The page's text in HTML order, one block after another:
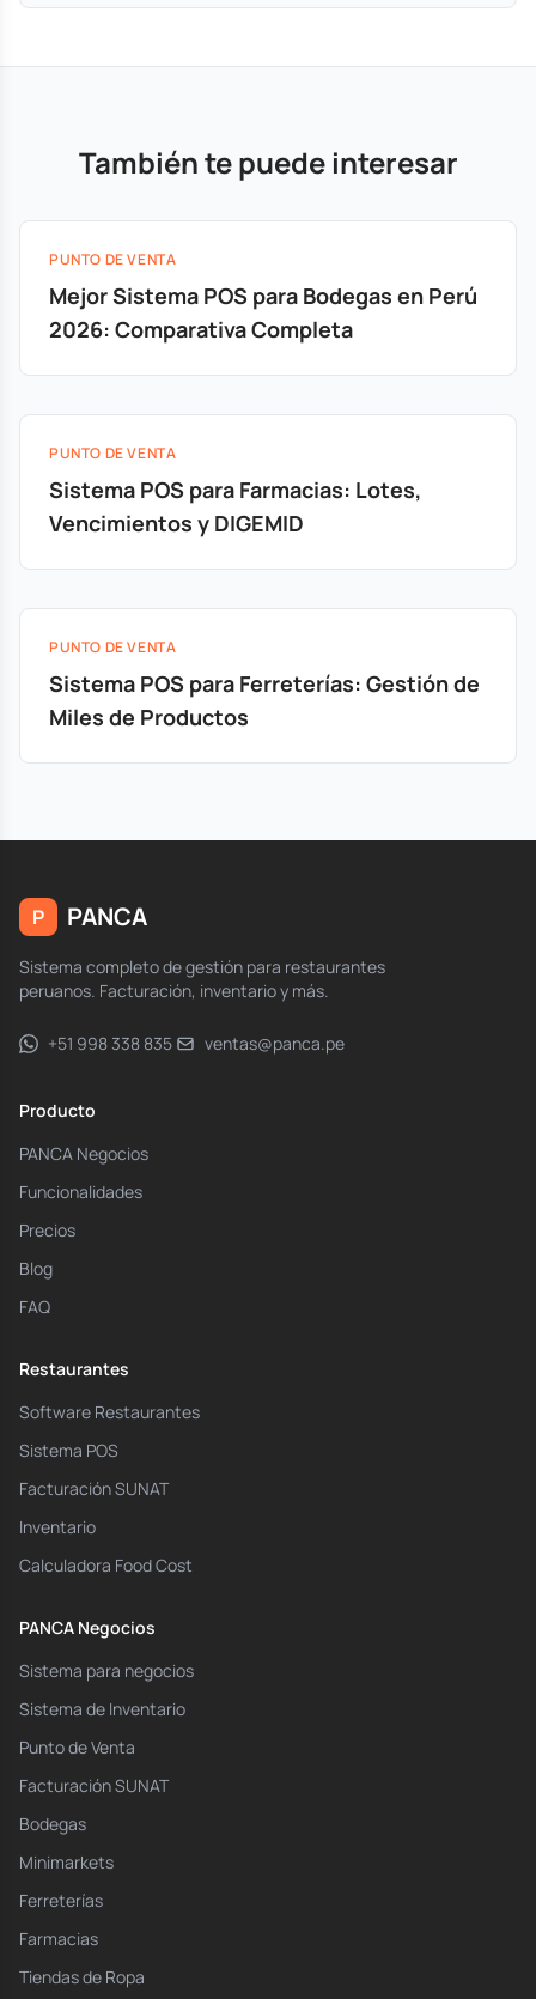
También te puede interesar
PUNTO DE VENTA
Mejor Sistema POS para Bodegas en Perú
2026: Comparativa Completa
PUNTO DE VENTA
Sistema POS para Farmacias: Lotes,
Vencimientos y DIGEMID
PUNTO DE VENTA
Sistema POS para Ferreterías: Gestión de
Miles de Productos
P PANCA
Sistema completo de gestión para restaurantes
peruanos. Facturación, inventario y más.
+51 998 338 835 ventas@panca.pe
Producto
PANCA Negocios
Funcionalidades
Precios
Blog
FAQ
Restaurantes
Software Restaurantes
Sistema POS
Facturación SUNAT
Inventario
Calculadora Food Cost
PANCA Negocios
Sistema para negocios
Sistema de Inventario
Punto de Venta
Facturación SUNAT
Bodegas
Minimarkets
Ferreterías
Farmacias
Tiendas de Ropa